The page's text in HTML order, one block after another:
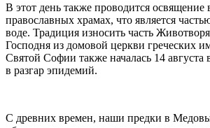
В этот день также проводится освящение
православных храмах, что является
воде. Традиция износить часть
Господня из домовой церкви греческих
Святой Софии также началась 14 августа
в разгар эпидемий.
С древних времен, наши предки в